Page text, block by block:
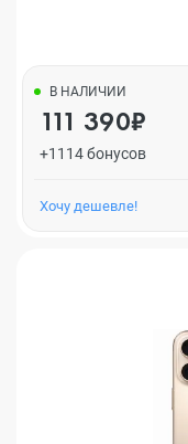
В НАЛИЧИИ
111 390₽
+1114 бонусов
Хочу дешевле!